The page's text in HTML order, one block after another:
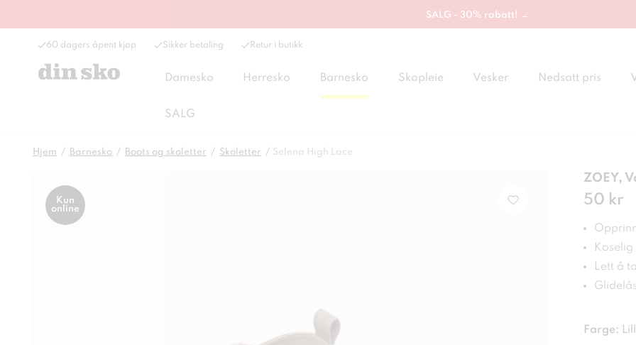
SALG - 30% rabatt! →
60 dagers åpent kjøp Sikker betaling Retur i butikk
Damesko Herresko Barnesko Skopleie Vesker Nedsatt pris
SALG
Hjem Barnesko Boots og skoletter Skoletter Selena High Lace
Kun
online
ZOEY,
Pris :50
50 kr
Koselig
Lett å
Farge: